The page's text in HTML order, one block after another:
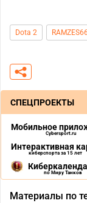
Dota 2
СПЕЦПРОЕКТЫ
Мобильное
Cybersport.ru
Интерактивная
киберспорта за 15 лет
по Миру Танков
Материалы по